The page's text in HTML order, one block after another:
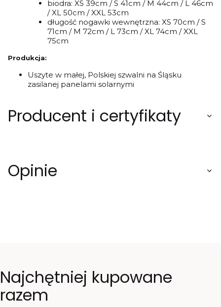
biodra: XS 39cm / S 41cm / M 44cm / L 46cm
/ XL 50cm / XXL 53cm
długość nogawki wewnętrzna: XS 70cm / S
71cm / M 72cm / L 73cm / XL 74cm / XXL
75cm
Produkcja:
Uszyte w małej, Polskiej szwalni na Śląsku
zasilanej panelami solarnymi
Producent i certyfikaty
Opinie
Najchętniej kupowane
razem